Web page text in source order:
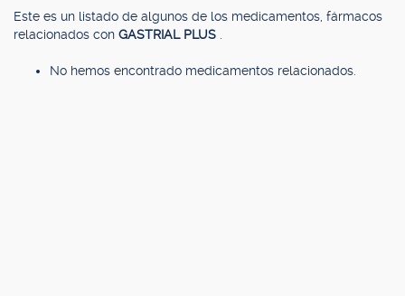
Este es un listado de algunos de los medicamentos, fármacos
relacionados con GASTRIAL PLUS
No hemos encontrado medicamentos relacionados.